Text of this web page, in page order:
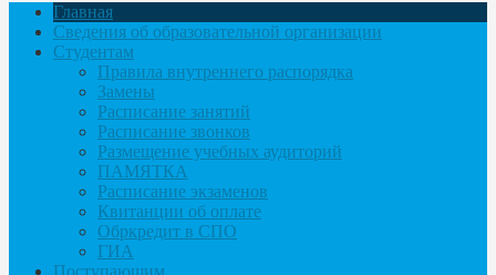
Главная
Сведения об образовательной организации
Студентам
Правила внутреннего распорядка
Замены
Расписание занятий
Расписание звонков
Размещение учебных аудиторий
ПАМЯТКА
Расписание экзаменов
Квитанции об оплате
Обркредит в СПО
ГИА
Поступающим